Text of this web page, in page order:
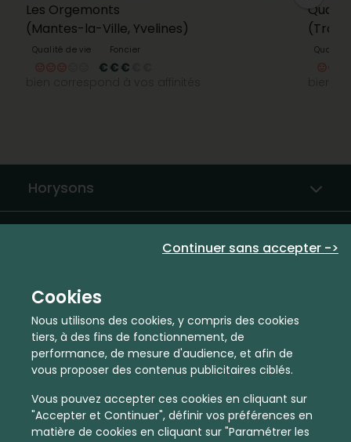
Cookies
Continuer sans accepter ->
Nous utilisons des cookies, y compris des cookies
tiers, à des fins de fonctionnement, de
performance, de mesure d'audience, et afin de
vous proposer des contenus publicitaires ciblés.
Vous pouvez accepter ces cookies en cliquant sur
"Accepter et Continuer", définir vos préférences en
matière de cookies en cliquant sur "Paramétrer les
Les Orgemonts
(Mantes-la-Ville, Yvelines)
Qualité de vie Foncier Qualité
Horysons
Partenaires institutionnels
Nous contacter
Mentions légales